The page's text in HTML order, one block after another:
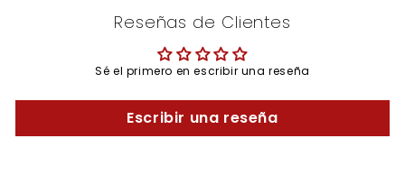
Reseñas de Clientes
Sé el primero en escribir una reseña
Escribir una reseña